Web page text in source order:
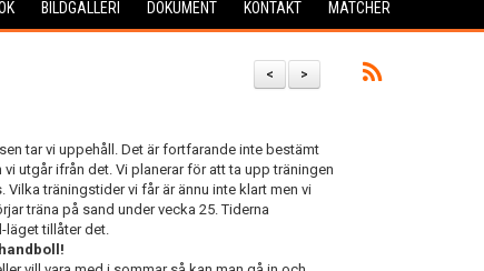
BILDGALLERI DOKUMENT KONTAKT MATCHER
>
<
tar vi uppehåll. Det är fortfarande inte bestämt
utgår ifrån det. Vi planerar för att ta upp träningen
träningstider vi får är ännu inte klart men vi
träna på sand under vecka 25. Tiderna
läget tillåter det.